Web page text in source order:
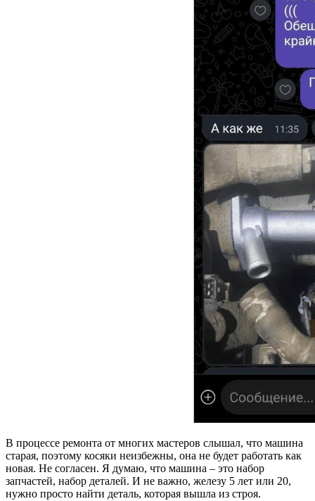
В процессе ремонта от многих мастеров слышал, что машина
старая, поэтому косяки неизбежны, она не будет работать как
новая. Не согласен. Я думаю, что машина – это набор
запчастей, набор деталей. И не важно, железу 5 лет или 20,
нужно просто найти деталь, которая вышла из строя.